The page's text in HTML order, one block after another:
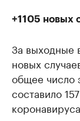
+1105 новых
За выходные
новых
общее число
составило